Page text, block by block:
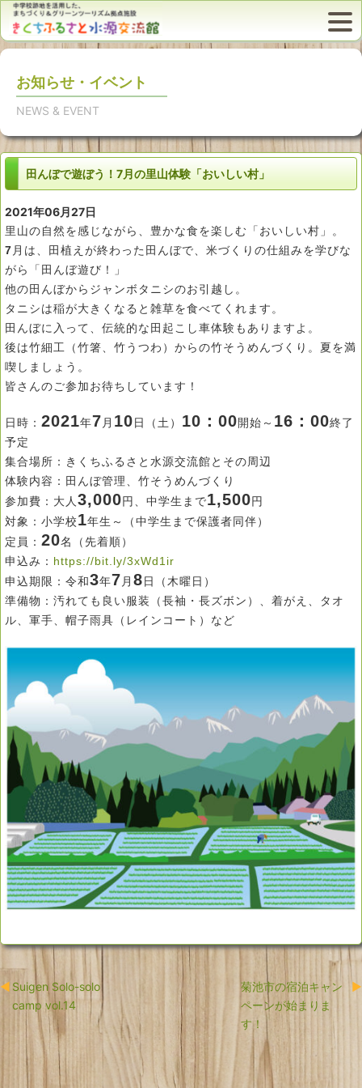
お知らせ・イベント
NEWS & EVENT
田んぼで遊ぼう！7月の里山体験「おいしい村」
2021年06月27日
里山の自然を感じながら、豊かな食を楽しむ「おいしい村」。
7 月は、田植えが終わった田んぼで、米づくりの仕組みを学びな
がら「田んぼ遊び！」
他の田んぼからジャンボタニシのお引越し。
タニシは稲が大きくなると雑草を食べてくれます。
田んぼに入って、伝統的な田起こし車体験もありますよ。
後は竹細工（竹箸、竹うつわ）からの竹そうめんづくり。夏を満
喫しましょう。
皆さんのご参加お待ちしています！
日時： 2021年7 月 10日（土） 10：00開始～ 16：00終了
予定
集合場所：きくちふるさと水源交流館とその周辺
体験内容：田んぼ管理、竹そうめんづくり
参加費：大人 3,000円、中学生まで1,500円
対象：小学校1年生～（中学生まで保護者同伴）
定員： 20名（先着順）
申込み： https://bit.ly/3xWd1ir
申込期限：令和3年7 月 8日（木曜日）
準備物：汚れても良い服装（長袖・長ズボン）、着がえ、タオ
ル、軍手、帽子雨具（レインコート）など
Suigen Solo-solo
camp vol.14
菊池市の宿泊キャン
ペーンが始まりま
す！